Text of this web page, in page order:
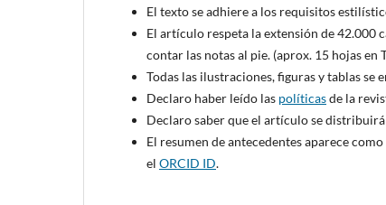
El texto se adhiere a los requisitos
El artículo respeta la extensión de 42.000
contar las notas al pie. (aprox. 15 hojas
Todas las ilustraciones, figuras y tablas se
Declaro haber leído las políticasde la
Declaro saber que el artículo se
El resumen de antecedentes aparece
el ORCID ID.